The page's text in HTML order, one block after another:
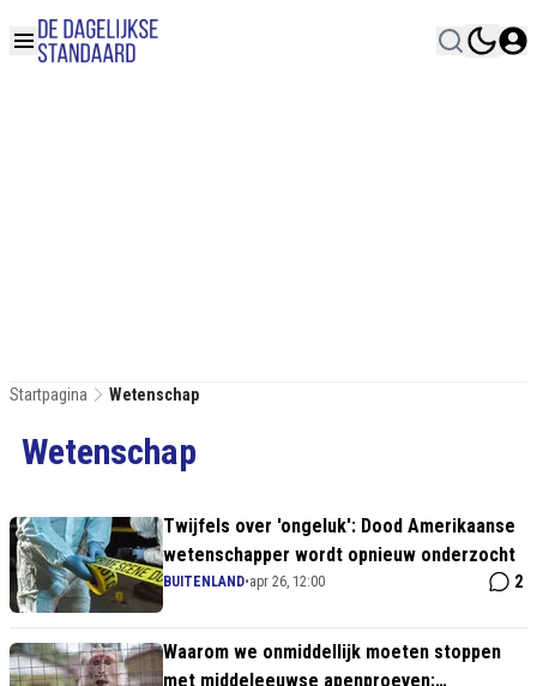
Startpagina Wetenschap
Wetenschap
Twijfels over 'ongeluk': Dood Amerikaanse
wetenschapper wordt opnieuw onderzocht
BUITENLAND•apr 26, 12:00 2
Waarom we onmiddellijk moeten stoppen
met middeleeuwse apenproeven: